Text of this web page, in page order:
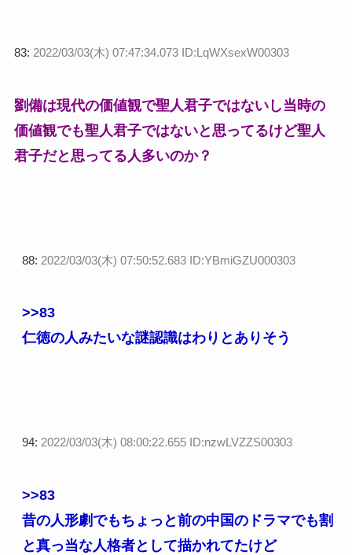
83: 2022/03/03(木) 07:47:34.073 ID:LqWXsexW00303
劉備は現代の価値観で聖人君子ではないし当時の
価値観でも聖人君子ではないと思ってるけど聖人
君子だと思ってる人多いのか？
88: 2022/03/03(木) 07:50:52.683 ID:YBmiGZU000303
>>83
仁徳の人みたいな謎認識はわりとありそう
94: 2022/03/03(木) 08:00:22.655 ID:nzwLVZZS00303
>>83
昔の人形劇でもちょっと前の中国のドラマでも割
と真っ当な人格者として描かれてたけど